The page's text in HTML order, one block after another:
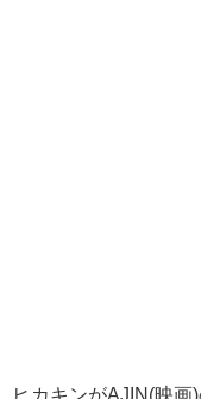
ヒカキンがAJIN(映